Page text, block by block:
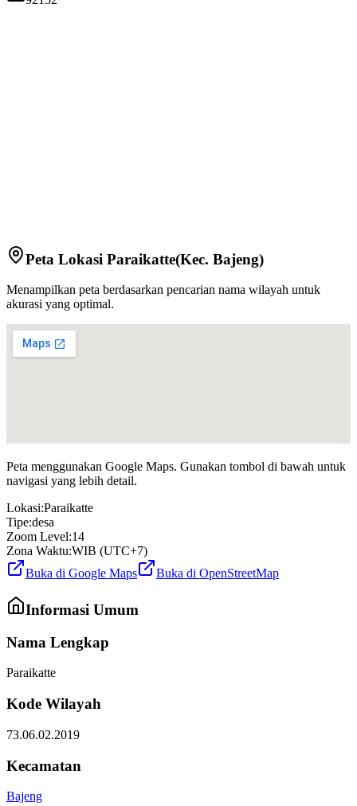
Peta Lokasi Paraikatte(Kec. Bajeng)
Menampilkan peta berdasarkan pencarian nama wilayah untuk
akurasi yang optimal.
Peta menggunakan Google Maps. Gunakan tombol di bawah untuk
navigasi yang lebih detail.
Lokasi:Paraikatte
Tipe:desa
Zoom Level:14
Zona Waktu:WIB (UTC+7)
Buka di Google Maps
Buka di OpenStreetMap
Informasi Umum
Nama Lengkap
Paraikatte
Kode Wilayah
73.06.02.2019
Kecamatan
Bajeng